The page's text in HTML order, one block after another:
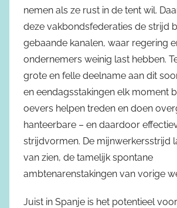
nemen als ze rust in de tent wil.
deze vakbondsfederaties de strijd
gebaande kanalen, waar regering
ondernemers weinig last hebben.
grote en felle deelname aan dit
en eendagsstakingen elk moment
oevers helpen treden en doen
hanteerbare – en daardoor
strijdvormen. De mijnwerkersstrijd
van zien, de tamelijk spontane
ambtenarenstakingen van vorige
Juist in Spanje is het potentieel